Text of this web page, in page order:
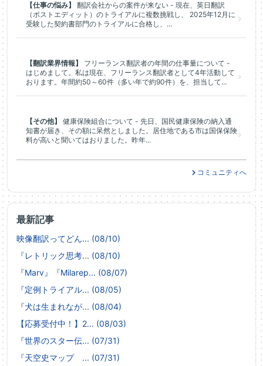
最新記事
映像翻訳ってどん... (08/10)
『レトリック思考... (08/10)
『Marv』『Milarep... (08/07)
『定例トライアル... (08/05)
『犬は生まれなが... (08/04)
【応募受付中！】2... (08/03)
『世界のスター伝... (07/31)
『天空史マップ ... (07/31)
【仕事の悩み】
翻訳会社からの案件が来ない - 現在、英日翻訳
（ポストエディット）のトライアルに複数挑戦し、 2025年12月に
受験した契約書部門のトライアルに合格し、...
【翻訳業界情報】
フリーランス翻訳者の年間の仕事量について -
はじめまして。私は現在、フリーランス翻訳者として4年活動して
おります。年間約50～60件（多い年で約90件）を、担当して...
【その他】
健康保険組合について - 先日、国民健康保険の納入通
知書が届き、その額に呆然としました。居住地である市は国保保険
料が高いと聞いてはおりました。昨年...
コミュニティへ